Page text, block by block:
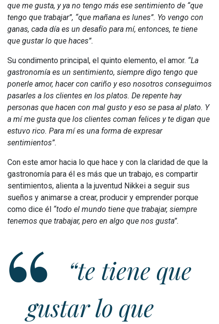
que me gusta, y ya no tengo más ese sentimiento de “que
tengo que trabajar”, “que mañana es lunes”. Yo vengo con
ganas, cada día es un desafío para mí, entonces, te tiene
que gustar lo que haces”.
Su condimento principal, el quinto elemento, el amor. “La
gastronomía es un sentimiento, siempre digo tengo que
ponerle amor, hacer con cariño y eso nosotros conseguimos
pasarles a los clientes en los platos. De repente hay
personas que hacen con mal gusto y eso se pasa al plato. Y
a mí me gusta que los clientes coman felices y te digan que
estuvo rico. Para mí es una forma de expresar
sentimientos”.
Con este amor hacia lo que hace y con la claridad de que la
gastronomía para él es más que un trabajo, es compartir
sentimientos, alienta a la juventud Nikkei a seguir sus
sueños y animarse a crear, producir y emprender porque
como dice él “todo el mundo tiene que trabajar, siempre
tenemos que trabajar, pero en algo que nos gusta”.
“te tiene que
gustar lo que